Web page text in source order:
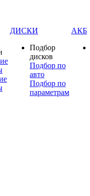
ДИСКИ
Подбор
дисков
Подбор по
авто
Подбор по
параметрам
АКБ